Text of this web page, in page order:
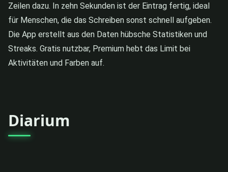
Zeilen dazu. In zehn Sekunden ist der Eintrag fertig, ideal
für Menschen, die das Schreiben sonst schnell aufgeben.
Die App erstellt aus den Daten hübsche Statistiken und
Streaks. Gratis nutzbar, Premium hebt das Limit bei
Aktivitäten und Farben auf.
Diarium